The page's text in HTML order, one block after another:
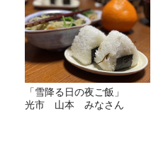
「雪降る日の夜ご飯」
光市 山本 みなさん